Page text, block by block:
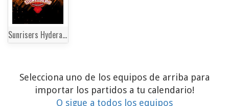
Sunrisers Hyderabad
Selecciona uno de los equipos de arriba para
importar los partidos a tu calendario!
O sigue a todos los equipos